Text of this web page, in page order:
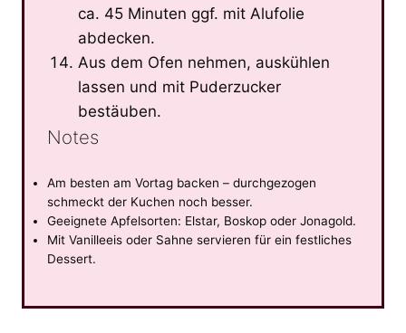
ca. 45 Minuten ggf. mit Alufolie
abdecken.
Aus dem Ofen nehmen, auskühlen
lassen und mit Puderzucker
bestäuben.
Notes
Am besten am Vortag backen – durchgezogen
schmeckt der Kuchen noch besser.
Geeignete Apfelsorten: Elstar, Boskop oder Jonagold.
Mit Vanilleeis oder Sahne servieren für ein festliches
Dessert.